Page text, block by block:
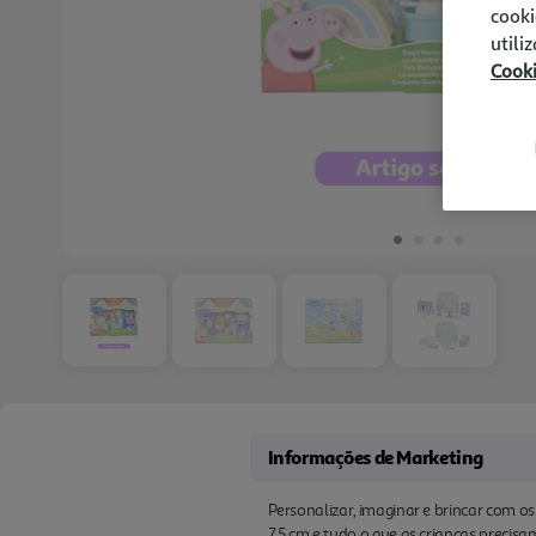
Informações de Marketing
Personalizar, imaginar e brincar com